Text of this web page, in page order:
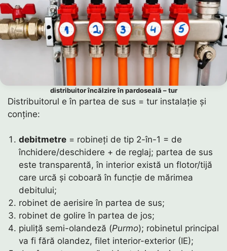
distribuitor încălzire în pardoseală – tur
Distribuitorul e în partea de sus = tur instalație și
conține:
debitmetre = robineți de tip 2-în-1 = de
închidere/deschidere + de reglaj; partea de sus
este transparentă, în interior există un flotor/tijă
care urcă și coboară în funcție de mărimea
debitului;
robinet de aerisire în partea de sus;
robinet de golire în partea de jos;
piuliță semi-olandeză (Purmo); robinetul principal
va fi fără olandez, filet interior-exterior (IE);